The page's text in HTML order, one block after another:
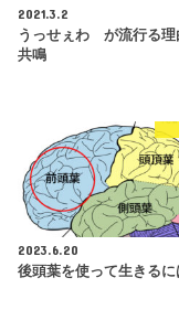
2021.3.2
うっせぇわ が流行る
共鳴
2023.6.20
後頭葉を使って生きるに